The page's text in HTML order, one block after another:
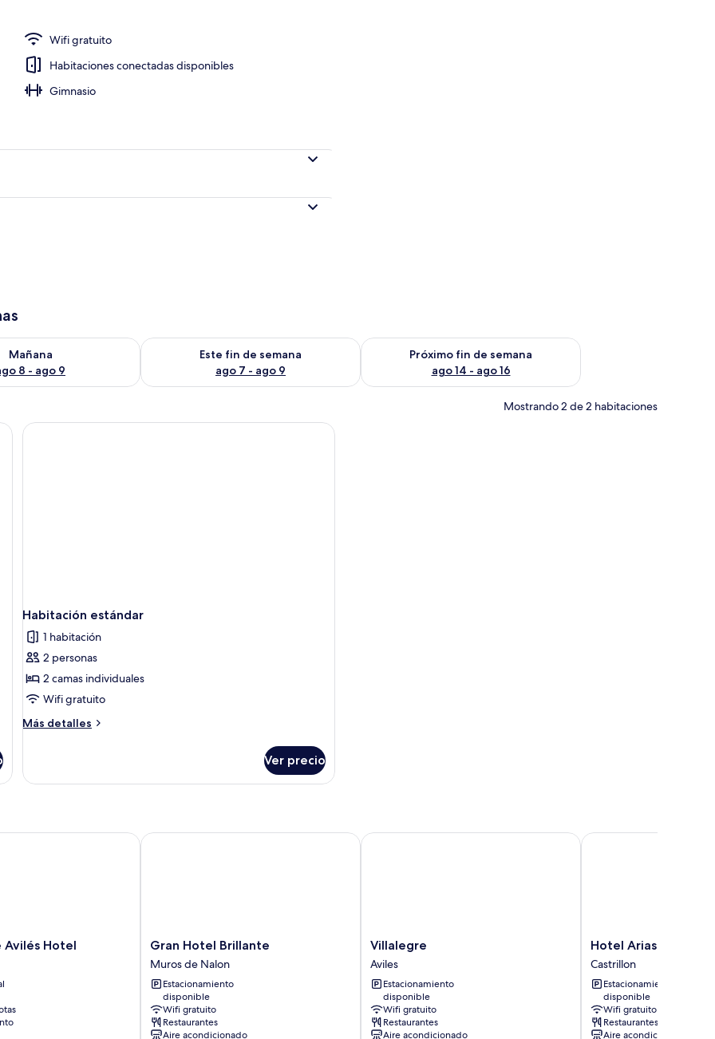
Wifi gratuito
Habitaciones conectadas disponibles
Gimnasio
Mañana
8 - ago 9
para mañana ago 8 - ago 9
Este fin de semana
ago 7 - ago 9
Consulta la disponibilidad para este fin de semana ago 7 - ago 9
Próximo fin de semana
ago 14 - ago 16
Consulta la disponibilidad para el próximo fin de semana ago
Mostrando 2 de 2 habitaciones
Habitación estándar
1 habitación
2 personas
2 camas individuales
Wifi gratuito
Más detalles
Más
estándar
Ver precio
Avilés Hotel
Hotel
Gran
Hotel
Brillante
Muros
Nalon
Gran Hotel Brillante
Muros de Nalon
Estacionamiento
disponible
Wifi gratuito
Restaurantes
Aire acondicionado
Gran Hotel Brillante
Villalegre
Aviles
Villalegre
Aviles
Estacionamiento
disponible
Wifi gratuito
Restaurantes
Aire acondicionado
Villalegre
Hotel
Arias
Aeropuerto
Castrillon
Hotel Arias
Castrillon
Estacionamiento
disponible
Wifi gratuito
Restaurantes
Aire acondicionado
Hotel Arias